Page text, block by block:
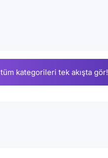
tüm kategorileri tek akışta gör!